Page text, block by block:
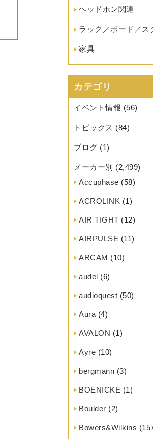
ヘッドホン関連
ラック／ボード／ス
家具
カテゴリ
イベント情報 (56)
トピックス (84)
ブログ (1)
メーカー別 (2,499)
Accuphase (58)
ACROLINK (1)
AIR TIGHT (12)
AIRPULSE (11)
ARCAM (10)
audel (6)
audioquest (50)
Aura (4)
AVALON (1)
Ayre (10)
bergmann (3)
BOENICKE (1)
Boulder (2)
Bowers&Wilkins